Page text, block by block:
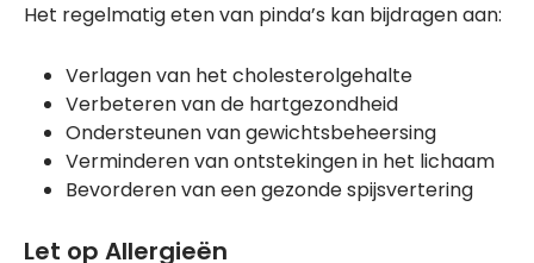
Het regelmatig eten van pinda’s kan bijdragen aan:
Verlagen van het cholesterolgehalte
Verbeteren van de hartgezondheid
Ondersteunen van gewichtsbeheersing
Verminderen van ontstekingen in het lichaam
Bevorderen van een gezonde spijsvertering
Let op Allergieën